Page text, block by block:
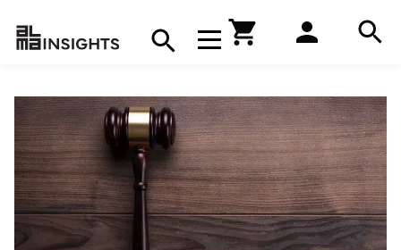
Avaa navigaatio
Hae